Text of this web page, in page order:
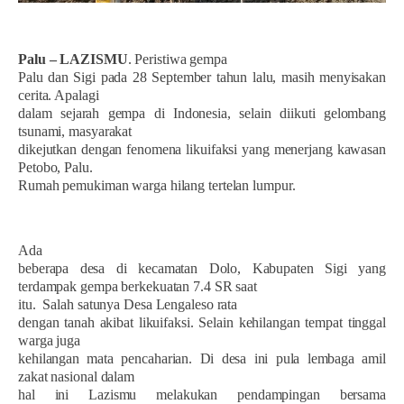
Palu – LAZISMU. Peristiwa gempa
Palu dan Sigi pada 28 September tahun lalu, masih menyisakan
cerita. Apalagi
dalam sejarah gempa di Indonesia, selain diikuti gelombang
tsunami, masyarakat
dikejutkan dengan fenomena likuifaksi yang menerjang kawasan
Petobo, Palu.
Rumah pemukiman warga hilang tertelan lumpur.
Ada
beberapa desa di kecamatan Dolo, Kabupaten Sigi yang
terdampak gempa berkekuatan 7.4 SR saat
itu. Salah satunya Desa Lengaleso rata
dengan tanah akibat likuifaksi. Selain kehilangan tempat tinggal
warga juga
kehilangan mata pencaharian. Di desa ini pula lembaga amil
zakat nasional dalam
hal ini Lazismu melakukan pendampingan bersama